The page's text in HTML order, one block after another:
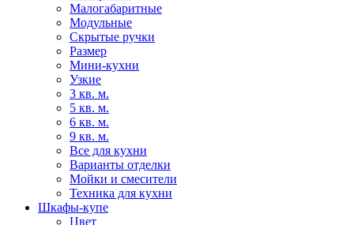
Малогабаритные
Модульные
Скрытые ручки
Размер
Мини-кухни
Узкие
3 кв. м.
5 кв. м.
6 кв. м.
9 кв. м.
Все для кухни
Варианты отделки
Мойки и смесители
Техника для кухни
Шкафы-купе
Цвет